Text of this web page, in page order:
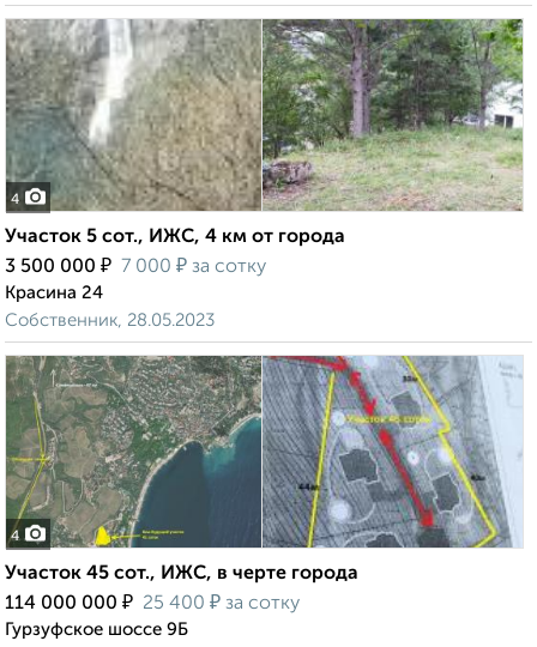
4
Участок 5 сот., ИЖС, 4 км от города
3 500 000 ₽ 7 000 ₽ за сотку
Красина 24
Собственник, 28.05.2023
4
Участок 45 сот., ИЖС, в черте города
114 000 000 ₽ 25 400 ₽ за сотку
Гурзуфское шоссе 9Б